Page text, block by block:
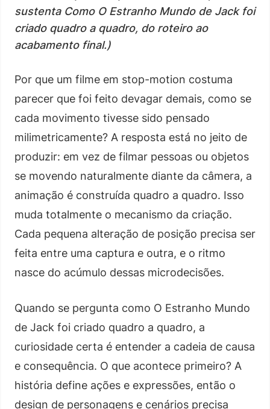
sustenta Como O Estranho Mundo de Jack foi
criado quadro a quadro, do roteiro ao
acabamento final.)
Por que um filme em stop-motion costuma
parecer que foi feito devagar demais, como se
cada movimento tivesse sido pensado
milimetricamente? A resposta está no jeito de
produzir: em vez de filmar pessoas ou objetos
se movendo naturalmente diante da câmera, a
animação é construída quadro a quadro. Isso
muda totalmente o mecanismo da criação.
Cada pequena alteração de posição precisa ser
feita entre uma captura e outra, e o ritmo
nasce do acúmulo dessas microdecisões.
Quando se pergunta como O Estranho Mundo
de Jack foi criado quadro a quadro, a
curiosidade certa é entender a cadeia de causa
e consequência. O que acontece primeiro? A
história define ações e expressões, então o
design de personagens e cenários precisa